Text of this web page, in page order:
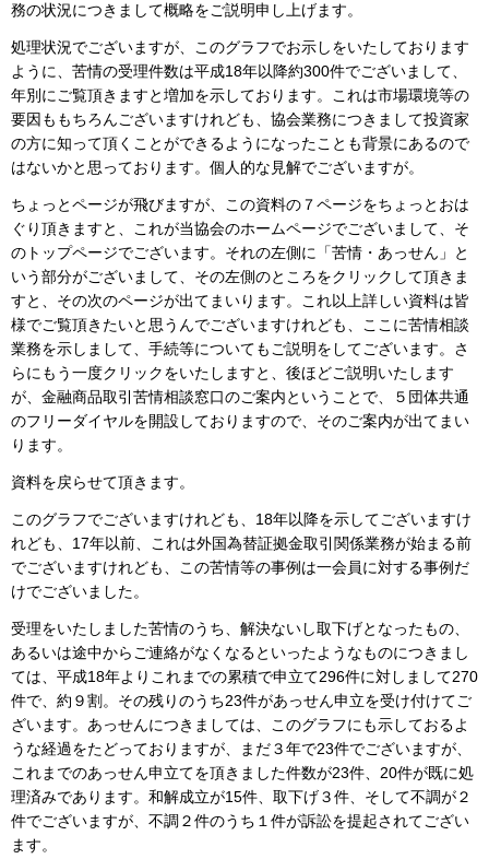
務の状況につきまして概略をご説明申し上げます。
処理状況でございますが、このグラフでお示しをいたしております
ように、苦情の受理件数は平成18年以降約300件でございまして、
年別にご覧頂きますと増加を示しております。これは市場環境等の
要因ももちろんございますけれども、協会業務につきまして投資家
の方に知って頂くことができるようになったことも背景にあるので
はないかと思っております。個人的な見解でございますが。
ちょっとページが飛びますが、この資料の７ページをちょっとおは
ぐり頂きますと、これが当協会のホームページでございまして、そ
のトップページでございます。それの左側に「苦情・あっせん」と
いう部分がございまして、その左側のところをクリックして頂きま
すと、その次のページが出てまいります。これ以上詳しい資料は皆
様でご覧頂きたいと思うんでございますけれども、ここに苦情相談
業務を示しまして、手続等についてもご説明をしてございます。さ
らにもう一度クリックをいたしますと、後ほどご説明いたします
が、金融商品取引苦情相談窓口のご案内ということで、５団体共通
のフリーダイヤルを開設しておりますので、そのご案内が出てまい
ります。
資料を戻らせて頂きます。
このグラフでございますけれども、18年以降を示してございますけ
れども、17年以前、これは外国為替証拠金取引関係業務が始まる前
でございますけれども、この苦情等の事例は一会員に対する事例だ
けでございました。
受理をいたしました苦情のうち、解決ないし取下げとなったもの、
あるいは途中からご連絡がなくなるといったようなものにつきまし
ては、平成18年よりこれまでの累積で申立て296件に対しまして270
件で、約９割。その残りのうち23件があっせん申立を受け付けてご
ざいます。あっせんにつきましては、このグラフにも示しておるよ
うな経過をたどっておりますが、まだ３年で23件でございますが、
これまでのあっせん申立てを頂きました件数が23件、20件が既に処
理済みであります。和解成立が15件、取下げ３件、そして不調が２
件でございますが、不調２件のうち１件が訴訟を提起されてござい
ます。